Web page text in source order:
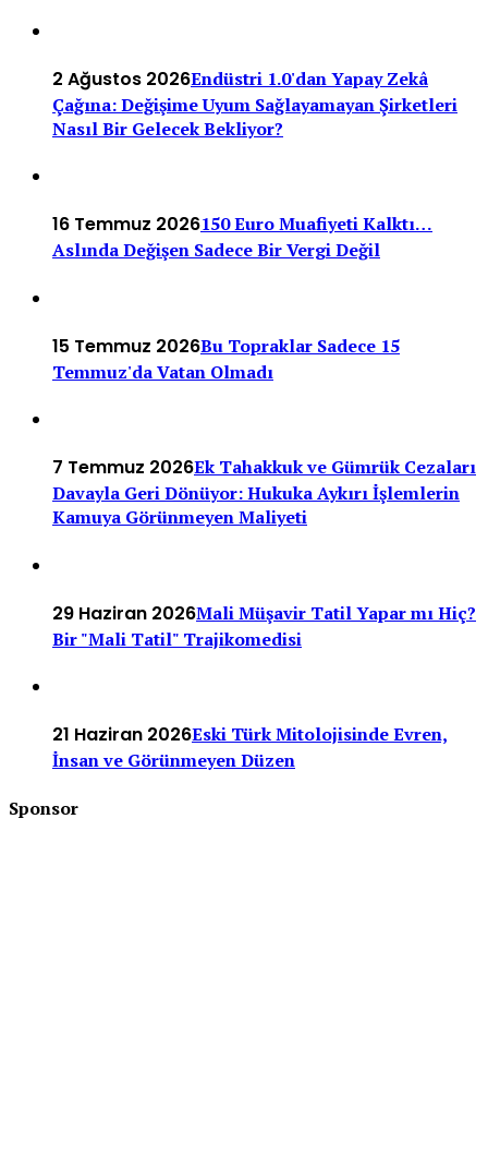
2 Ağustos 2026Endüstri 1.0'dan Yapay Zekâ
Çağına: Değişime Uyum Sağlayamayan Şirketleri
Nasıl Bir Gelecek Bekliyor?
16 Temmuz 2026150 Euro Muafiyeti Kalktı…
Aslında Değişen Sadece Bir Vergi Değil
15 Temmuz 2026Bu Topraklar Sadece 15
Temmuz'da Vatan Olmadı
7 Temmuz 2026Ek Tahakkuk ve Gümrük Cezaları
Davayla Geri Dönüyor: Hukuka Aykırı İşlemlerin
Kamuya Görünmeyen Maliyeti
29 Haziran 2026Mali Müşavir Tatil Yapar mı Hiç?
Bir "Mali Tatil" Trajikomedisi
21 Haziran 2026Eski Türk Mitolojisinde Evren,
İnsan ve Görünmeyen Düzen
Sponsor